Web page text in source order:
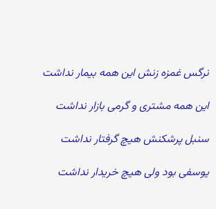
نرگس غمزه زنش این همه بیمار نداشت
این همه مشتری و گرمی بازار نداشت
سنبل پرشكنش هیچ گرفتار نداشت
یوسفی بود ولی هیچ خریدار نداشت